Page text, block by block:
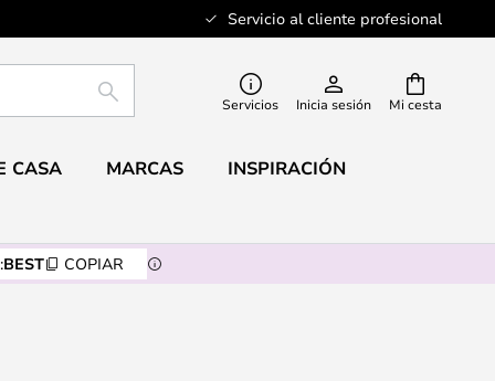
Servicio al cliente profesional
Mi cesta
BUSCAR Servicios Inicia sesión
CASA MARCAS INSPIRACIÓN
BEST COPIAR